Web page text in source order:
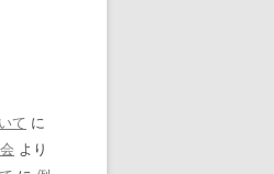
て に
より